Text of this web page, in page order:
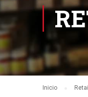
Inicio